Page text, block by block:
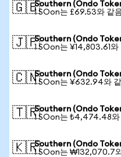
🇬🇧Southern (Ondo
1 SOon는 £69.53와 같
🇯🇵Southern (Ondo
1 SOon는 ¥14,803.61와
🇨🇳Southern (Ondo
1 SOon는 ¥632.94와
🇹🇷Southern (Ondo
1 SOon는 ₺4,474.48와
🇰🇷Southern (Ondo
1 SOon는 ₩132,070.7